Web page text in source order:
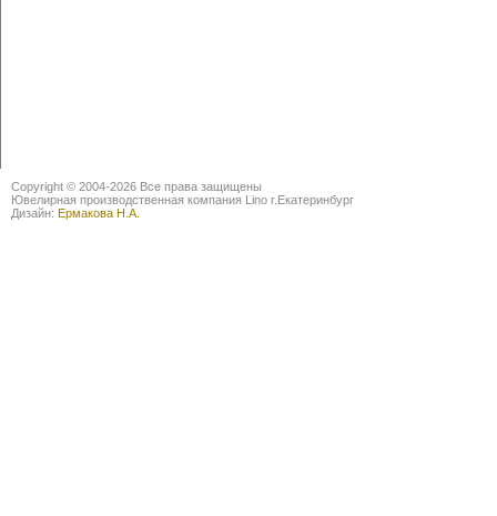
Copyright © 2004-2026 Все права защищены
Ювелирная производственная компания Lino г.Екатеринбург
Дизайн: Ермакова Н.А.